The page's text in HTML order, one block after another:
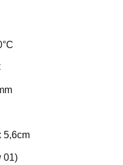
5,6cm
01)